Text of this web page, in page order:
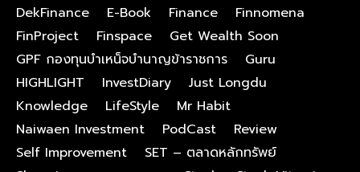
DekFinance
E-Book Finance
Finnomena
FinProject
Finspace
Get Wealth Soon
GPF กองทุนบําเหน็จบํานาญข้าราชการ
Guru
HIGHLIGHT
InvestDiary
Just Longdu
Knowledge
LifeStyle
Mr Habit
Naiwaen Investment
PodCast
Review
Self Improvement
SET – ตลาดหลักทรัพย์